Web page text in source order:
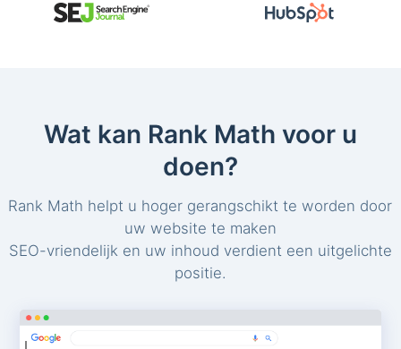
Wat kan Rank Math voor u
doen?
Rank Math helpt u hoger gerangschikt te worden door
uw website te maken
SEO-vriendelijk en uw inhoud verdient een uitgelichte
positie.